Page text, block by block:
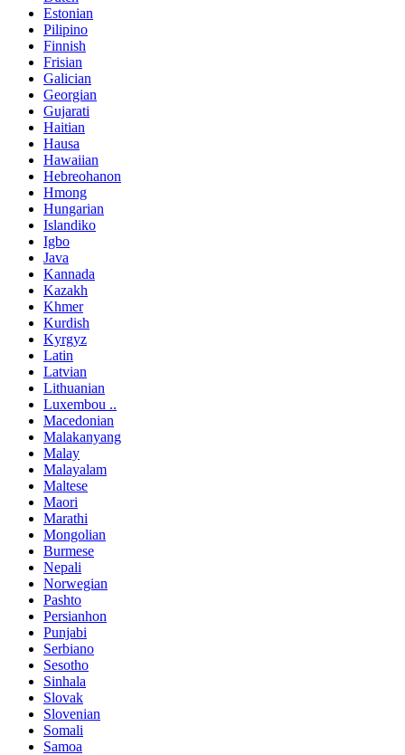
Estonian
Pilipino
Finnish
Frisian
Galician
Georgian
Gujarati
Haitian
Hausa
Hawaiian
Hebreohanon
Hmong
Hungarian
Islandiko
Igbo
Java
Kannada
Kazakh
Khmer
Kurdish
Kyrgyz
Latin
Latvian
Lithuanian
Luxembou ..
Macedonian
Malakanyang
Malay
Malayalam
Maltese
Maori
Marathi
Mongolian
Burmese
Nepali
Norwegian
Pashto
Persianhon
Punjabi
Serbiano
Sesotho
Sinhala
Slovak
Slovenian
Somali
Samoa